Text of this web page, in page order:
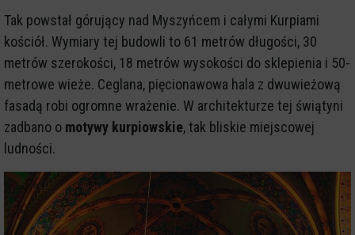
Tak powstał górujący nad Myszyńcem i całymi Kurpiami
kościół. Wymiary tej budowli to 61 metrów długości, 30
metrów szerokości, 18 metrów wysokości do sklepienia i 50-
metrowe wieże. Ceglana, pięcionawowa hala z dwuwieżową
fasadą robi ogromne wrażenie. W architekturze tej świątyni
zadbano o motywy kurpiowskie, tak bliskie miejscowej
ludności.